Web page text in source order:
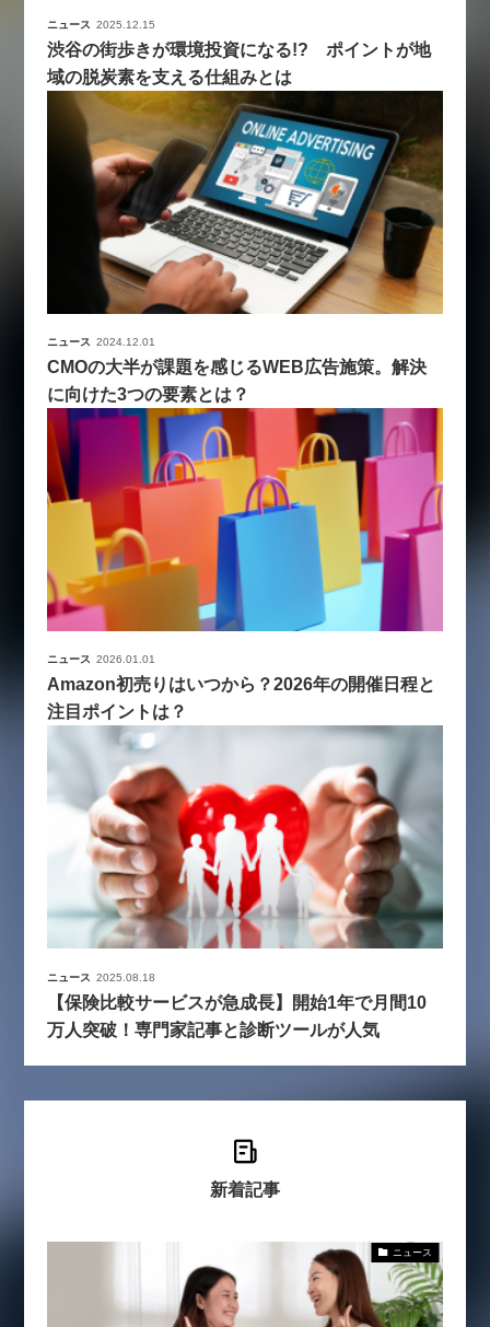
ニュース 2025.12.15
渋谷の街歩きが環境投資になる!? ポイントが地
域の脱炭素を支える仕組みとは
ニュース 2024.12.01
CMOの大半が課題を感じるWEB広告施策。解決
に向けた3つの要素とは？
ニュース 2026.01.01
Amazon初売りはいつから？2026年の開催日程と
注目ポイントは？
ニュース 2025.08.18
【保険比較サービスが急成長】開始1年で月間10
万人突破！専門家記事と診断ツールが人気
新着記事
ニュース